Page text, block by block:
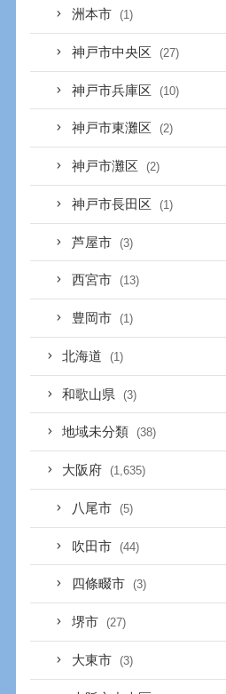
洲本市 (1)
神戸市中央区 (27)
神戸市兵庫区 (10)
神戸市東灘区 (2)
神戸市灘区 (2)
神戸市長田区 (1)
芦屋市 (3)
西宮市 (13)
豊岡市 (1)
北海道 (1)
和歌山県 (3)
地域未分類 (38)
大阪府 (1,635)
八尾市 (5)
吹田市 (44)
四條畷市 (3)
堺市 (27)
大東市 (3)